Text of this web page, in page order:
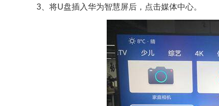
3、将U盘插入华为智慧屏后，点击媒体中心。